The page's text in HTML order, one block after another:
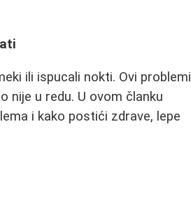
ili ispucali nokti. Ovi problemi
nije u redu. U ovom članku
i kako postići zdrave, lepe